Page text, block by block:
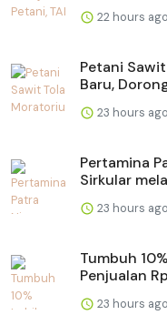
22 hours ago
Petani
Baru,
23 hours ago
Pertamina
Sirkular
23 hours ago
Tumbuh
Penjualan
23 hours ago